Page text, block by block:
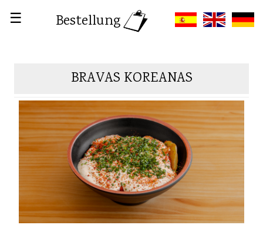
☰ Bestellung
BRAVAS KOREANAS